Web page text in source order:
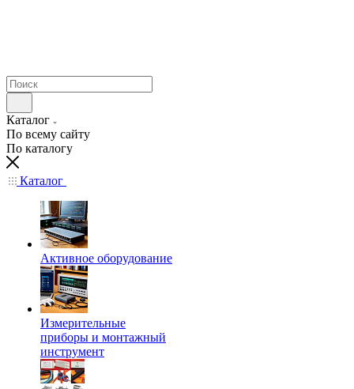
Каталог
По всему сайту
По каталогу
Каталог
Активное оборудование
Измерительные
приборы и монтажный
инструмент